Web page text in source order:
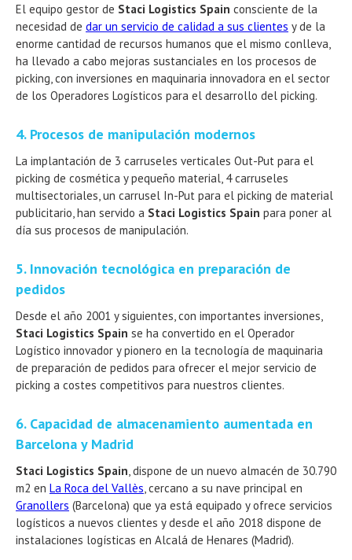
El equipo gestor de Staci Logistics Spain consciente de la
necesidad de dar un servicio de calidad a sus clientes y de la
enorme cantidad de recursos humanos que el mismo conlleva,
ha llevado a cabo mejoras sustanciales en los procesos de
picking, con inversiones en maquinaria innovadora en el sector
de los Operadores Logísticos para el desarrollo del picking.
4. Procesos de manipulación modernos
La implantación de 3 carruseles verticales Out-Put para el
picking de cosmética y pequeño material, 4 carruseles
multisectoriales, un carrusel In-Put para el picking de material
publicitario, han servido a Staci Logistics Spain para poner al
día sus procesos de manipulación.
5. Innovación tecnológica en preparación de
pedidos
Desde el año 2001 y siguientes, con importantes inversiones,
Staci Logistics Spain se ha convertido en el Operador
Logístico innovador y pionero en la tecnología de maquinaria
de preparación de pedidos para ofrecer el mejor servicio de
picking a costes competitivos para nuestros clientes.
6. Capacidad de almacenamiento aumentada en
Barcelona y Madrid
Staci Logistics Spain , dispone de un nuevo almacén de 30.790
m2 en La Roca del Vallès , cercano a su nave principal en
Granollers (Barcelona) que ya está equipado y ofrece servicios
logísticos a nuevos clientes y desde el año 2018 dispone de
instalaciones logísticas en Alcalá de Henares (Madrid).